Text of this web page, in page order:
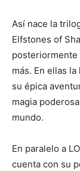
Así nace la
Elfstones of
posteriormente
más. En ellas
su épica
magia
mundo.
En paralelo a
cuenta con su